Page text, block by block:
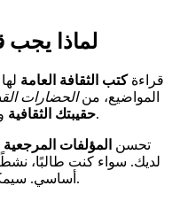
لماذا يجب
قراءةكتب الثقافة العامة
المواضيع، منالحضارات
حقيبتك الثقافيةويساعدك على فهم العالم بشكل أفضل.
تحسن المؤلفات
لديك. سواء كنت طالبًا،
أساسي. سيمكنك من الحفاظ على معرفتك وتعميقها.